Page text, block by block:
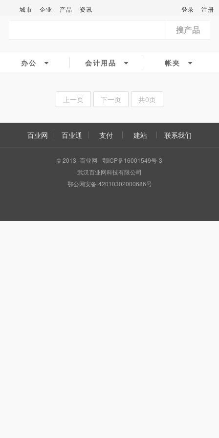
城市 企业 产品 资讯 登录 注册
搜产品
办公 会计用品 帐夹
上一页 下一页 共0页
百业网 百业通 支付 建站 联系我们
© 2013 -百业网- 鄂ICP备16001549号-3
武汉百业网科技有限公司
鄂公网安备 42010302000686号